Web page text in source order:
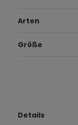
Arten
Größe
Details